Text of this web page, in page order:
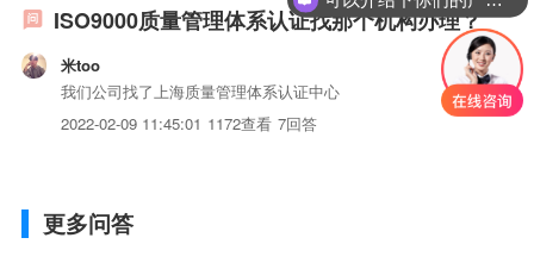
ISO9000质量管理体系认证找那个机构办理？
米too
我们公司找了上海质量管理体系认证中心
2022-02-09 11:45:01 1172查看 7回答
更多问答